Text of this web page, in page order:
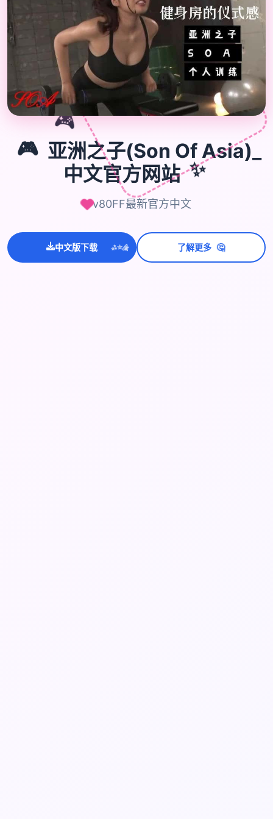
🎮
🎮 亚洲之子(Son Of Asia)_
中文官方网站 ✨
v80FF最新官方中文
中文版下载 ✨⭐💫 了解更多 🤔